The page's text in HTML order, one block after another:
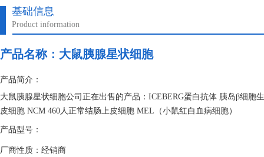
基础信息
Product information
产品名称： 大鼠胰腺星状细胞
产品简介：
大鼠胰腺星状细胞公司正在出售的产品：ICEBERG蛋白抗体 胰岛β细
皮细胞 NCM 460人正常结肠上皮细胞 MEL（小鼠红白血病细胞）
产品型号：
厂商性质：经销商